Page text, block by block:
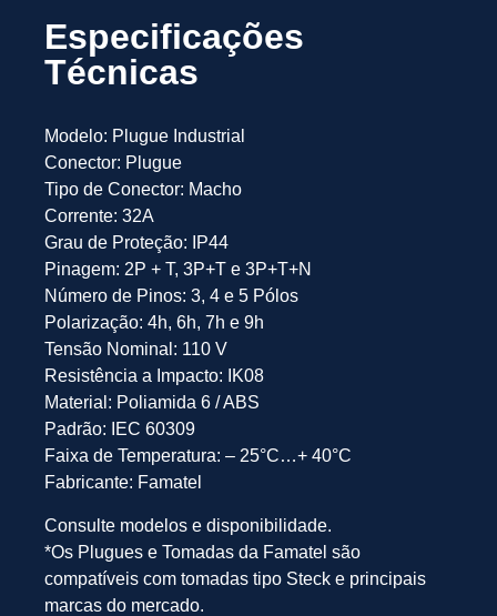
Especificações
Técnicas
Modelo: Plugue Industrial
Conector: Plugue
Tipo de Conector: Macho
Corrente: 32A
Grau de Proteção: IP44
Pinagem: 2P + T, 3P+T e 3P+T+N
Número de Pinos: 3, 4 e 5 Pólos
Polarização: 4h, 6h, 7h e 9h
Tensão Nominal: 110 V
Resistência a Impacto: IK08
Material: Poliamida 6 / ABS
Padrão: IEC 60309
Faixa de Temperatura: – 25°C…+ 40°C
Fabricante: Famatel
Consulte modelos e disponibilidade.
*Os Plugues e Tomadas da Famatel são
compatíveis com tomadas tipo Steck e principais
marcas do mercado.